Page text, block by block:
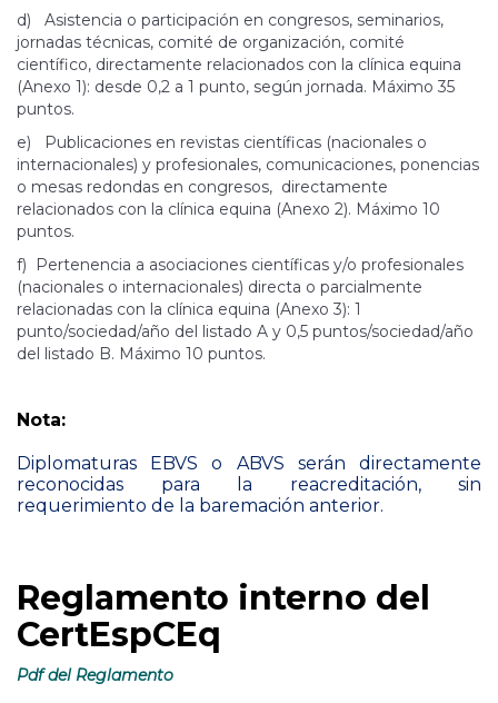
d) Asistencia o participación en congresos, seminarios,
jornadas técnicas, comité de organización, comité
científico, directamente relacionados con la clínica equina
(Anexo 1): desde 0,2 a 1 punto, según jornada. Máximo 35
puntos.
e) Publicaciones en revistas científicas (nacionales o
internacionales) y profesionales, comunicaciones, ponencias
o mesas redondas en congresos, directamente
relacionados con la clínica equina (Anexo 2). Máximo 10
puntos.
f) Pertenencia a asociaciones científicas y/o profesionales
(nacionales o internacionales) directa o parcialmente
relacionadas con la clínica equina (Anexo 3): 1
punto/sociedad/año del listado A y 0,5 puntos/sociedad/año
del listado B. Máximo 10 puntos.
Nota:
Diplomaturas EBVS o ABVS serán directamente
reconocidas para la reacreditación, sin
requerimiento de la baremación anterior.
Reglamento interno del
CertEspCEq
Pdf del Reglamento